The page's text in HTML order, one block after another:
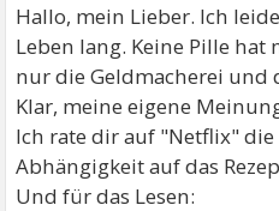
Hallo, mein Lieber. Ich
Leben lang. Keine Pille hat
nur die Geldmacherei und
Klar, meine eigene
Ich rate dir auf "Netflix"
Abhängigkeit auf das
Und für das Lesen: